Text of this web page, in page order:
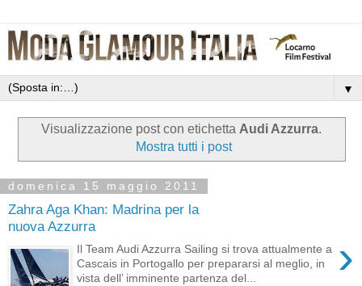
▼
Visualizzazione post con etichetta Audi Azzurra.
Mostra tutti i post
domenica 15 maggio 2011
Zahra Aga Khan: Madrina per la
nuova Azzurra
›
Il Team Audi Azzurra Sailing si trova attualmente a
Cascais in Portogallo per prepararsi al meglio, in
vista dell’ imminente partenza del...